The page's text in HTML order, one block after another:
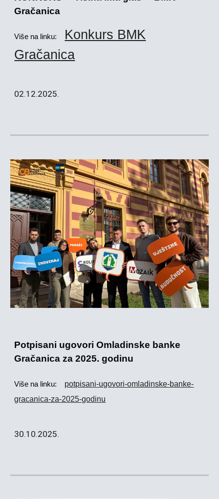
Gračanica
Više na linku:
Konkurs BMK
Gračanica
02.1 2.2025.
Potpisani ugovori Omladinske banke
Gračanica za 2025. godinu
Više na linku:
potpisani-ugovori-omladinske-banke-
gracanica-za-2025-godinu
30.10.2025.